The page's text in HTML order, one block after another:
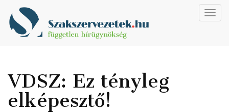
VDSZ: Ez tényleg
elképesztő!